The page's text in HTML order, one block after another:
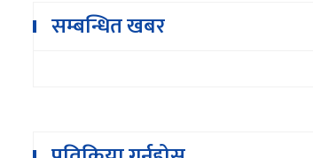
सम्बन्धित खबर